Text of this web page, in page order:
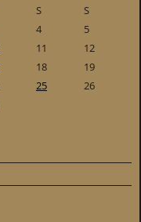
S
S
4
5
11
12
18
19
25
26